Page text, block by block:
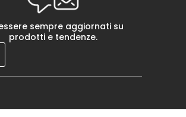
sempre aggiornati su
prodotti e tendenze.